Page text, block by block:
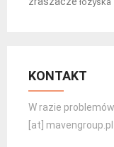
KONTAKT
W razie
[at] mavengroup.pl